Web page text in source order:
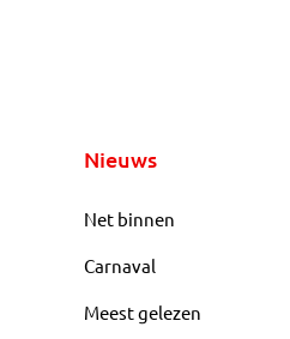
Nieuws
Net binnen
Carnaval
Meest gelezen